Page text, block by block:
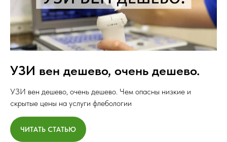
УЗИ вен дешево, очень дешево.
УЗИ вен дешево, очень дешево. Чем опасны низкие и
скрытые цены на услуги флебологии
ЧИТАТЬ СТАТЬЮ